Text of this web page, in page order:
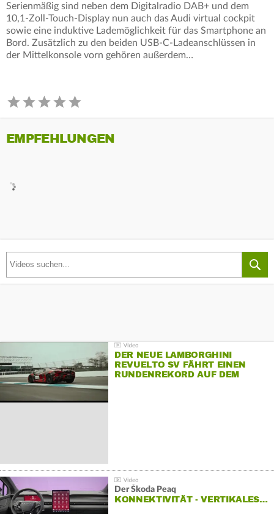
Serienmäßig sind neben dem Digitalradio DAB+ und dem
10,1-Zoll-Touch-Display nun auch das Audi virtual cockpit
sowie eine induktive Lademöglichkeit für das Smartphone an
Bord. Zusätzlich zu den beiden USB-C-Ladeanschlüssen in
der Mittelkonsole vorn gehören außerdem…
EMPFEHLUNGEN
DER NEUE LAMBORGHINI
REVUELTO SV FÄHRT EINEN
RUNDENREKORD AUF DEM
Der Škoda Peaq
KONNEKTIVITÄT - VERTIKALES…